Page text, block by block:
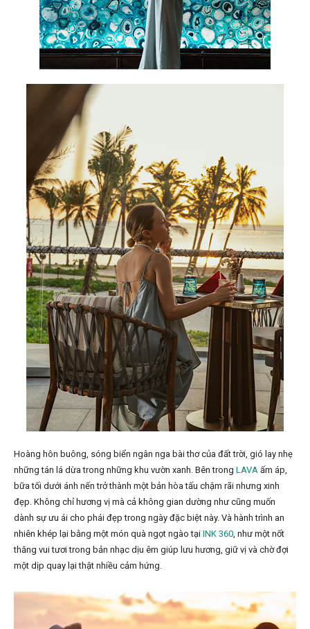
Hoàng hôn buông, sóng biển ngân nga bài thơ của đất trời, gió lay nhẹ
những tán lá dừa trong những khu vườn xanh. Bên trong LAVA ấm áp,
bữa tối dưới ánh nến trở thành một bản hòa tấu chậm rãi nhưng xinh
đẹp. Không chỉ hương vị mà cả không gian dường như cũng muốn
dành sự ưu ái cho phái đẹp trong ngày đặc biệt này. Và hành trình an
nhiên khép lại bằng một món quà ngọt ngào tại INK 360, như một nốt
thăng vui tươi trong bản nhạc dịu êm giúp lưu hương, giữ vị và chờ đợi
một dịp quay lại thật nhiều cảm hứng.